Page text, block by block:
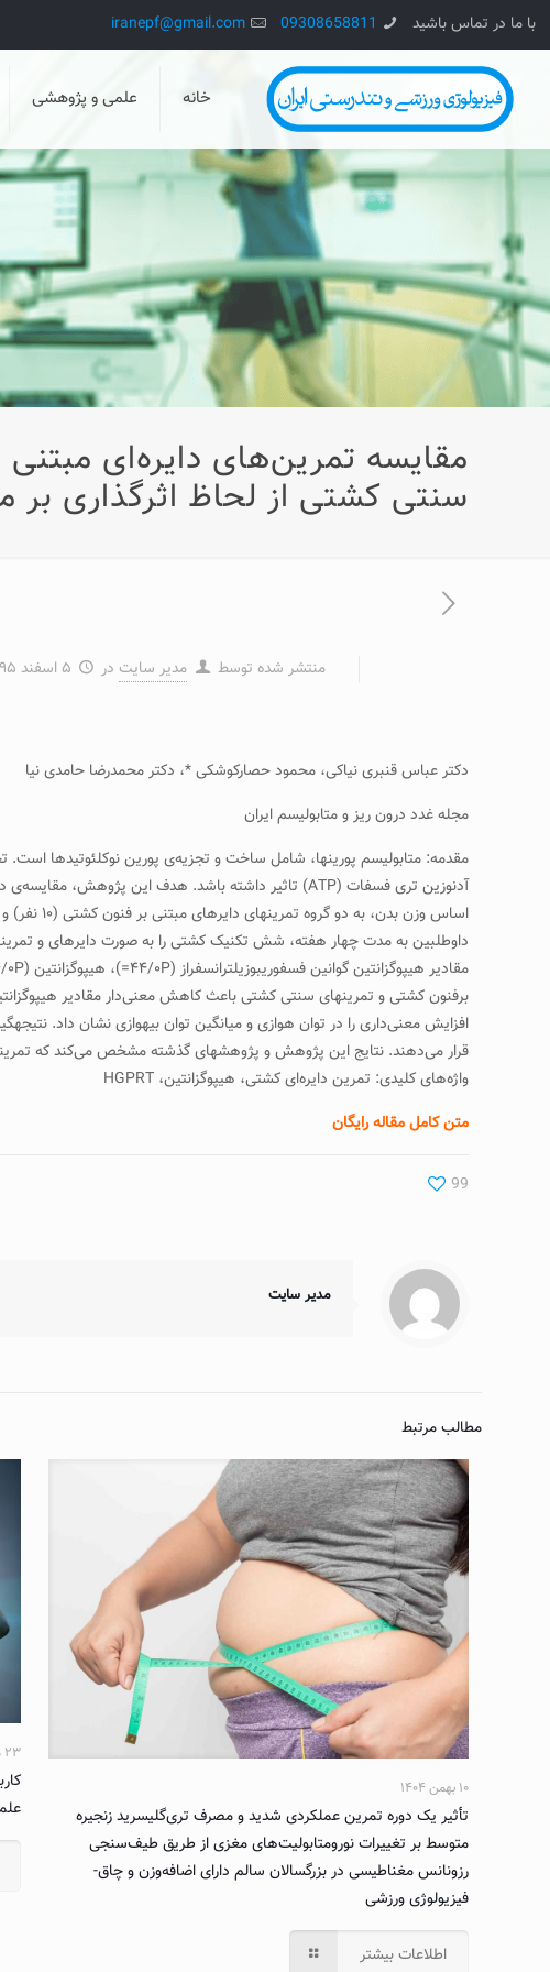
با ما در تماس باشید 09308658811
iranepf@gmail.com
خانه علمی و پژوهشی
مقایسه تمرین‌های دایره‌ای
سنتی کشتی از لحاظ اثرگذاری بر
منتشر شده توسط مدیر سایت در ۵ اسفند ۱۳۹۵
دکتر عباس قنبری نیاکی، محمود حصارکوشکی *، دکتر محمدرضا حامدی نیا
مجله غدد درون ریز و متابولیسم ایران
مقدمه: متابولیسم پورین­ها، شامل ساخت و تجزیه‌ی پورین نوکلئوتیدها است.
داوطلبین به مدت چهار هفته، شش تکنیک کشتی را به صورت دایره­ای و
افزایش معنی‌داری را در توان هوازی و میانگین توان بی­هوازی نشان داد.
قرار می‌دهند. نتایج این پژوهش و پژوهش­های گذشته مشخص می‌کند که تمرین­های
واژه‌های کلیدی: تمرین دایره‌ای کشتی، هیپوگزانتین، HGPRT
متن کامل مقاله رایگان
99
مدیر سایت
مطالب مرتبط
۱۰ بهمن ۱۴۰۴
تأثیر یک دوره تمرین عملکردی شدید و مصرف تری‌گلیسرید زنجیره
متوسط بر تغییرات نورومتابولیت‌های مغزی از طریق طیف‌سنجی
رزونانس مغناطیسی در بزرگسالان سالم دارای اضافه‌وزن و چاق-
فیزیولوژی ورزشی
اطلاعات بیشتر
۲۳ مرداد ۱۴۰۴